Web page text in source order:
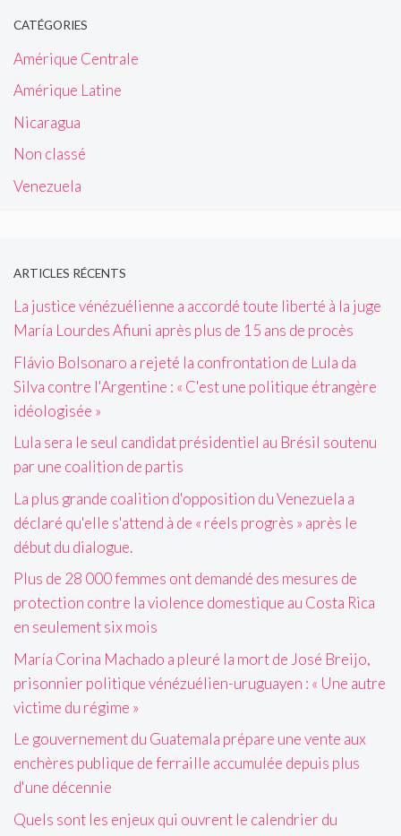
CATÉGORIES
Amérique Centrale
Amérique Latine
Nicaragua
Non classé
Venezuela
ARTICLES RÉCENTS
La justice vénézuélienne a accordé toute liberté à la juge
María Lourdes Afiuni après plus de 15 ans de procès
Flávio Bolsonaro a rejeté la confrontation de Lula da
Silva contre l'Argentine : « C'est une politique étrangère
idéologisée »
Lula sera le seul candidat présidentiel au Brésil soutenu
par une coalition de partis
La plus grande coalition d'opposition du Venezuela a
déclaré qu'elle s'attend à de « réels progrès » après le
début du dialogue.
Plus de 28 000 femmes ont demandé des mesures de
protection contre la violence domestique au Costa Rica
en seulement six mois
María Corina Machado a pleuré la mort de José Breijo,
prisonnier politique vénézuélien-uruguayen : « Une autre
victime du régime »
Le gouvernement du Guatemala prépare une vente aux
enchères publique de ferraille accumulée depuis plus
d'une décennie
Quels sont les enjeux qui ouvrent le calendrier du